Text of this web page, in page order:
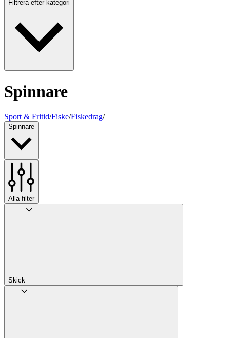
Filtrera efter kategori
Spinnare
Sport & Fritid/Fiske/Fiskedrag/
Spinnare
Alla filter
Skick